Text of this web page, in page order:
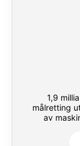
1,9
målretting
av